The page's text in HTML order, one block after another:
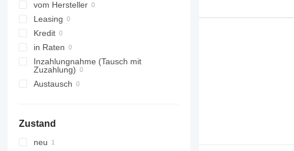
vom Hersteller
Leasing
Kredit
in Raten
Inzahlungnahme (Tausch mit
Zuzahlung)
Austausch
Zustand
neu